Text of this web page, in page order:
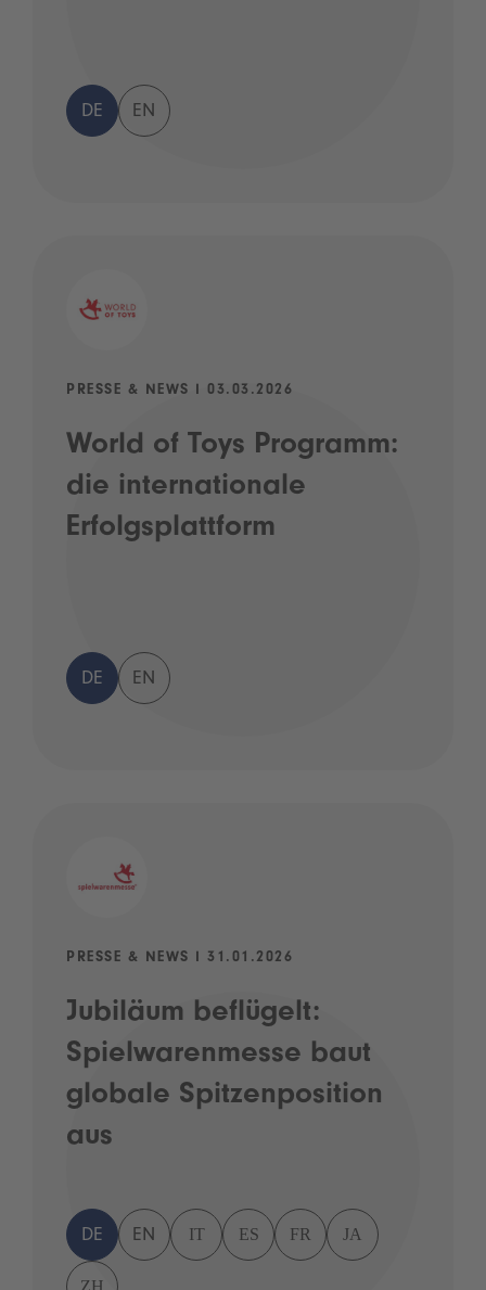
DE EN
PRESSE & NEWS I 03.03.2026
World of Toys Programm:
die internationale
Erfolgsplattform
DE EN
PRESSE & NEWS I 31.01.2026
Jubiläum beflügelt:
Spielwarenmesse baut
globale Spitzenposition
aus
DE EN IT ES FR JA
ZH